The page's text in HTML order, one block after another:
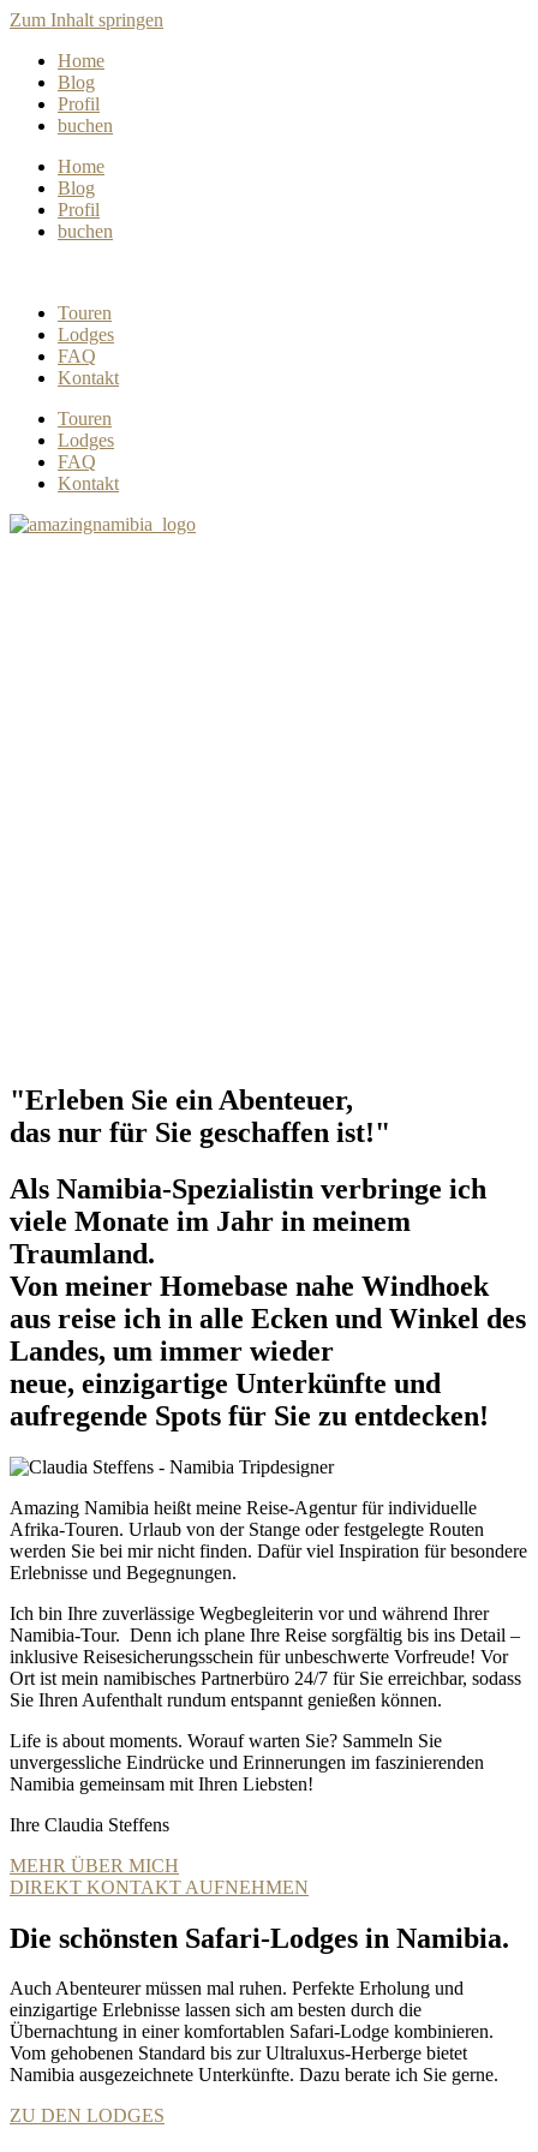
Zum Inhalt springen
Home
Blog
Profil
buchen
Home
Blog
Profil
buchen
Touren
Lodges
FAQ
Kontakt
Touren
Lodges
FAQ
Kontakt
"Erleben Sie ein Abenteuer,
das nur für Sie geschaffen ist!"
Als Namibia-Spezialistin verbringe ich
viele Monate im Jahr in meinem
Traumland.
Von meiner Homebase nahe Windhoek
aus reise ich in alle Ecken und Winkel des
Landes, um immer wieder
neue, einzigartige Unterkünfte und
aufregende Spots für Sie zu entdecken!
Amazing Namibia heißt meine Reise-Agentur für individuelle
Afrika-Touren. Urlaub von der Stange oder festgelegte Routen
werden Sie bei mir nicht finden. Dafür viel Inspiration für besondere
Erlebnisse und Begegnungen.
Ich bin Ihre zuverlässige Wegbegleiterin vor und während Ihrer
Namibia-Tour. Denn ich plane Ihre Reise sorgfältig bis ins Detail –
inklusive Reisesicherungsschein für unbeschwerte Vorfreude! Vor
Ort ist mein namibisches Partnerbüro 24/7 für Sie erreichbar, sodass
Sie Ihren Aufenthalt rundum entspannt genießen können.
Life is about moments. Worauf warten Sie? Sammeln Sie
unvergessliche Eindrücke und Erinnerungen im faszinierenden
Namibia gemeinsam mit Ihren Liebsten!
Ihre Claudia Steffens
MEHR ÜBER MICH
DIREKT KONTAKT AUFNEHMEN
Die schönsten Safari-Lodges in Namibia.
Auch Abenteurer müssen mal ruhen. Perfekte Erholung und
einzigartige Erlebnisse lassen sich am besten durch die
Übernachtung in einer komfortablen Safari-Lodge kombinieren.
Vom gehobenen Standard bis zur Ultraluxus-Herberge bietet
Namibia ausgezeichnete Unterkünfte. Dazu berate ich Sie gerne.
ZU DEN LODGES